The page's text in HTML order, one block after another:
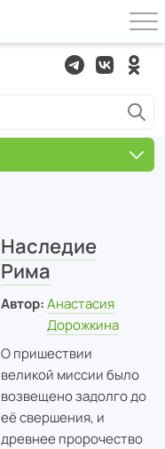
Наследие
Рима
Автор: Анастасия
Дорожкина
О пришествии
великой миссии было
возвещено задолго до
её свершения, и
древнее пророчество